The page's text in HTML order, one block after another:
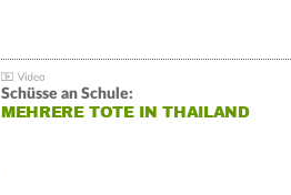
Schüsse an Schule:
MEHRERE TOTE IN THAILAND